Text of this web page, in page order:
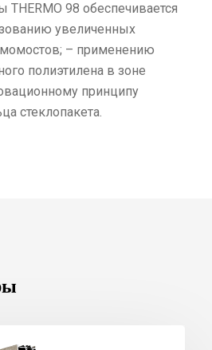
ТHERMO 98 обеспечивается
увеличенных
– применению
полиэтилена в зоне
принципу
стеклопакета.